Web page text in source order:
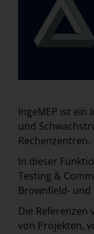
IngeMEP ist
und
Rechenzentren.
In dieser
Testing &
Brownfield- und
Die Referenzen
von Projekten,